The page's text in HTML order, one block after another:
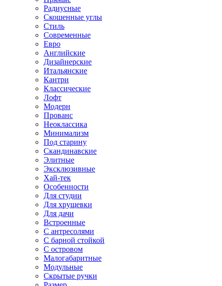
Радиусные
Скошенные углы
Стиль
Современные
Евро
Английские
Дизайнерские
Итальянские
Кантри
Классические
Лофт
Модерн
Прованс
Неоклассика
Минимализм
Под старину
Скандинавские
Элитные
Эксклюзивные
Хай-тек
Особенности
Для студии
Для хрущевки
Для дачи
Встроенные
С антресолями
С барной стойкой
С островом
Малогабаритные
Модульные
Скрытые ручки